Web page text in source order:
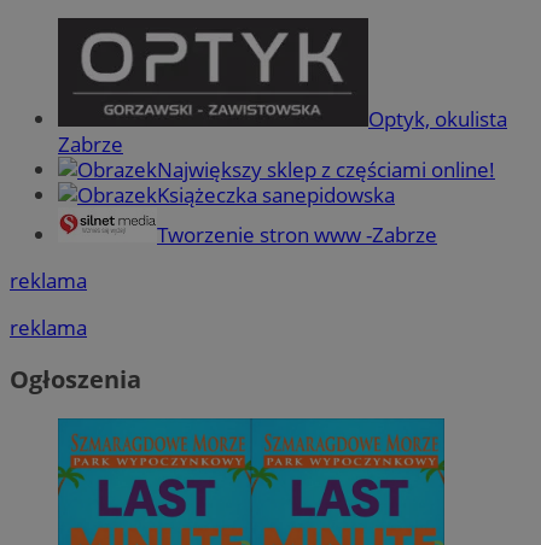
Optyk, okulista
Zabrze
Największy sklep z częściami online!
Książeczka sanepidowska
Tworzenie stron www -Zabrze
reklama
reklama
Ogłoszenia